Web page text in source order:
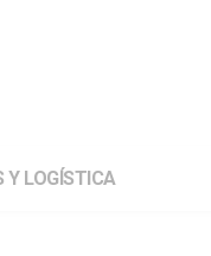
Y LOGÍSTICA